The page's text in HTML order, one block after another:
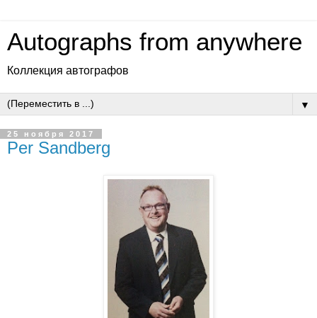
Autographs from anywhere
Коллекция автографов
▼
25 ноября 2017
Per Sandberg